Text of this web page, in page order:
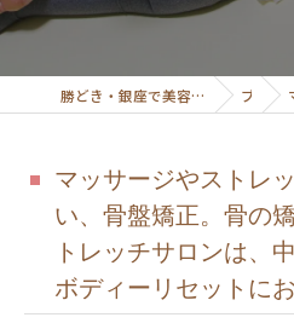
勝どき・銀座で美容整体と美容痩身で理想のボディーへ導くプライベートサロンボディーリセット ブログ マ
マッサージやストレ
い、骨盤矯正。骨の
トレッチサロンは、
ボディーリセットに